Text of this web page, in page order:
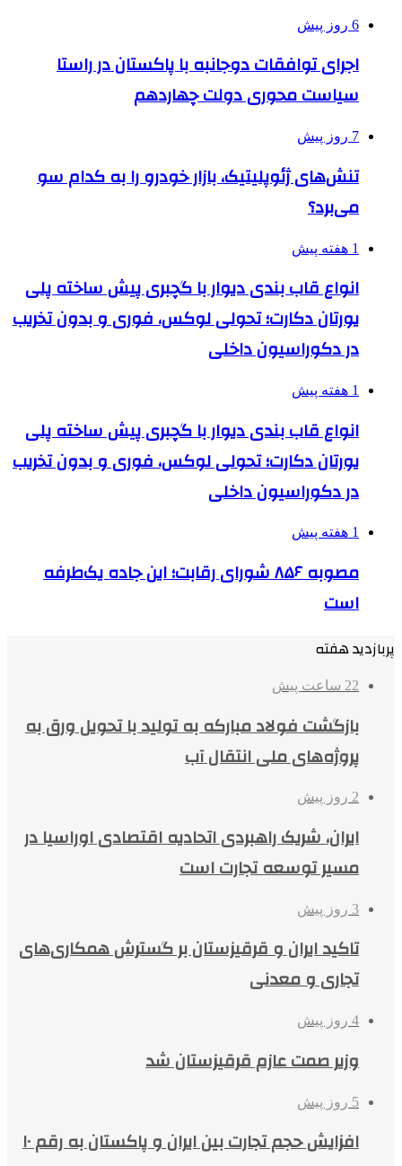
6 روز پیش
اجرای توافقات دوجانبه با پاکستان در راستا
سیاست محوری دولت چهاردهم
7 روز پیش
تنش‌های ژئوپلیتیک، بازار خودرو را به کدام سو
می‌برد؟
1 هفته پیش
انواع قاب بندی دیوار با گچبری پیش ساخته پلی
یورتان دکارت؛ تحولی لوکس، فوری و بدون تخریب
در دکوراسیون داخلی
1 هفته پیش
انواع قاب بندی دیوار با گچبری پیش ساخته پلی
یورتان دکارت؛ تحولی لوکس، فوری و بدون تخریب
در دکوراسیون داخلی
1 هفته پیش
مصوبه ۸۵۶ شورای رقابت؛ این جاده یک‌طرفه
است
پربازدید هفته
22 ساعت پیش
بازگشت فولاد مبارکه به تولید با تحویل ورق به
پروژه‌های ملی انتقال آب
2 روز پیش
ایران، شریک راهبردی اتحادیه اقتصادی اوراسیا در
مسیر توسعه تجارت است
3 روز پیش
تاکید ایران و قرقیزستان بر گسترش همکاری‌های
تجاری و معدنی
4 روز پیش
وزیر صمت عازم قرقیزستان شد
5 روز پیش
افزایش حجم تجارت بین ایران و پاکستان به رقم ۱۰